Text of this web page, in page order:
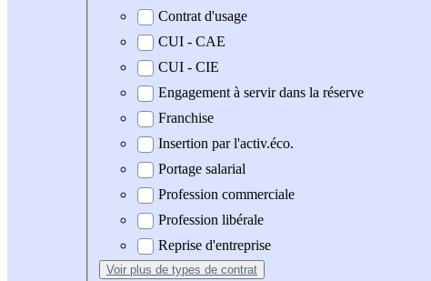
Contrat d'usage
CUI - CAE
CUI - CIE
Engagement à servir dans la réserve
Franchise
Insertion par l'activ.éco.
Portage salarial
Profession commerciale
Profession libérale
Reprise d'entreprise
Voir plus de types de contrat